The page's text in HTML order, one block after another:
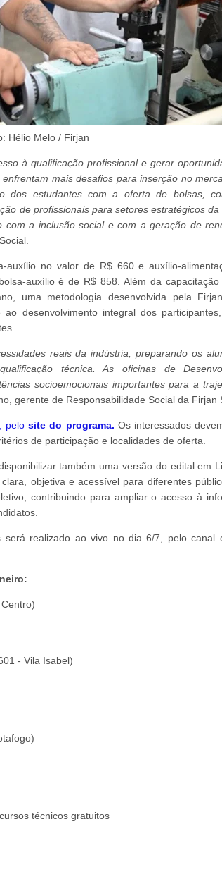
Hélio Melo / Firjan
à qualificação profissional e gerar
mais desafios para inserção no
dos estudantes com a oferta de bolsas,
de profissionais para setores estratégicos da
a inclusão social e com a geração de
no valor de R$ 660 e auxílio-
auxílio é de R$ 858. Além da
uma metodologia desenvolvida pela
desenvolvimento integral dos
reais da indústria, preparando os
técnica. As oficinas de
socioemocionais importantes para a
gerente de Responsabilidade Social da Firjan
pelosite do programa. Os interessados
de participação e localidades de oferta.
também uma versão do edital em
objetiva e acessível para diferentes
contribuindo para ampliar o acesso à
realizado ao vivo no dia 6/7, pelo canal
- Vila Isabel)
técnicos gratuitos